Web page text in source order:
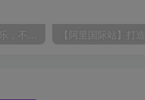
抖音24小时无人直播音乐，不违规，不封号纯撸音浪，小白实操当天日入1000+